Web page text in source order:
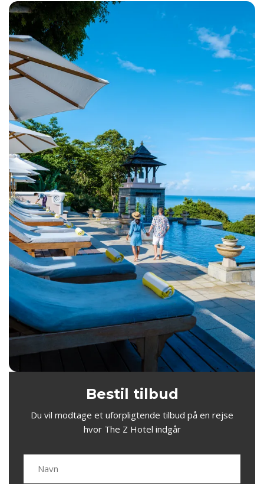
Bestil tilbud
Du vil modtage et uforpligtende tilbud på en rejse
hvor The Z Hotel indgår